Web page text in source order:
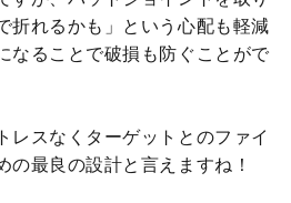
折れるかも」という心配も軽減
なることで破損も防ぐことがで
レスなくターゲットとのファイ
の最良の設計と言えますね！